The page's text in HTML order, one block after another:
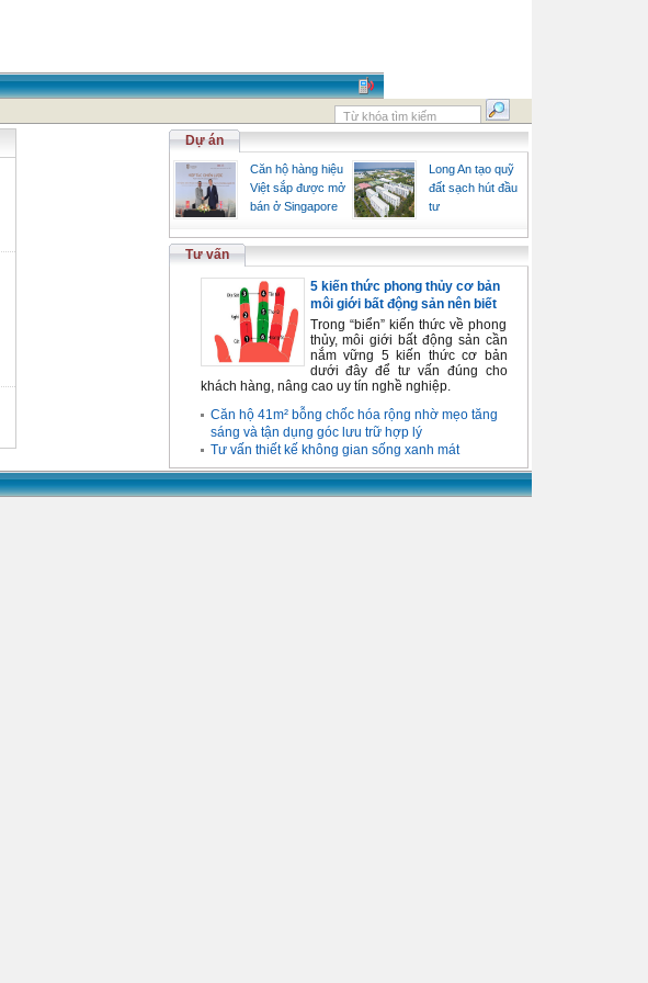
Dự án
Căn hộ hàng hiệu
Việt sắp được mở
bán ở Singapore
Long An tạo quỹ
đất sạch hút đầu
tư
Tư vấn
5 kiến thức phong thủy cơ bản
môi giới bất động sản nên biết
Trong “biển” kiến thức về phong
thủy, môi giới bất động sản cần
nắm vững 5 kiến thức cơ bản
dưới đây để tư vấn đúng cho
khách hàng, nâng cao uy tín nghề nghiệp.
Căn hộ 41m² bỗng chốc hóa rộng nhờ mẹo tăng
sáng và tận dụng góc lưu trữ hợp lý
Tư vấn thiết kế không gian sống xanh mát